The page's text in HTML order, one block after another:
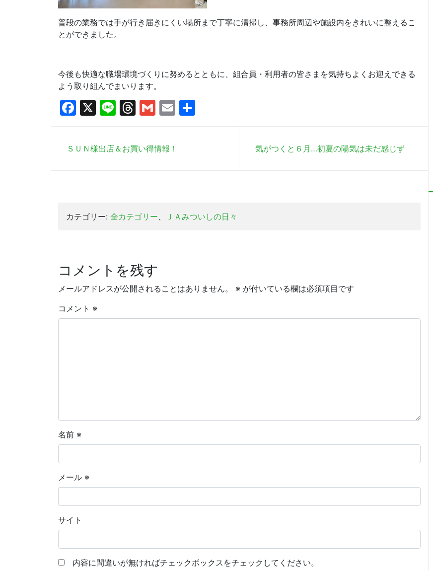
普段の業務では手が行き届きにくい場所まで丁寧に清掃し、事務所周辺や施設内をきれいに整えるこ
とができました。
今後も快適な職場環境づくりに努めるとともに、組合員・利用者の皆さまを気持ちよくお迎えできる
よう取り組んでまいります。
Facebook
X LineThreads
Gmail
Email
ＳＵＮ様出店＆お買い得情報！ 気がつくと６月…初夏の陽気は未だ感じず
カテゴリー: 全カテゴリー、 ＪＡみついしの日々
コメントを残す
メールアドレスが公開されることはありません。 ※ が付いている欄は必須項目です
コメント ※
名前 ※
メール ※
サイト
内容に間違いが無ければチェックボックスをチェックしてください。